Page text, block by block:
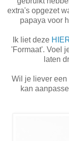
extra's opgezet
papaya voor
Ik liet deze
'Formaat'. Voel
laten
Wil je liever een
kan